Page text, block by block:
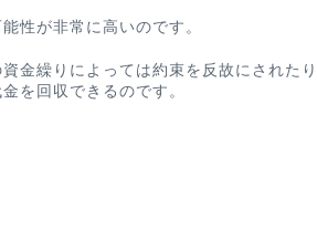
性が非常に高いのです。
金繰りによっては約束を反故にされたり
を回収できるのです。